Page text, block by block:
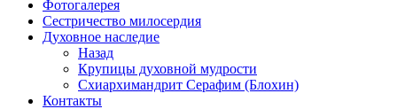
Фотогалерея
Сестричество милосердия
Духовное наследие
Назад
Крупицы духовной мудрости
Схиархимандрит Серафим (Блохин)
Контакты